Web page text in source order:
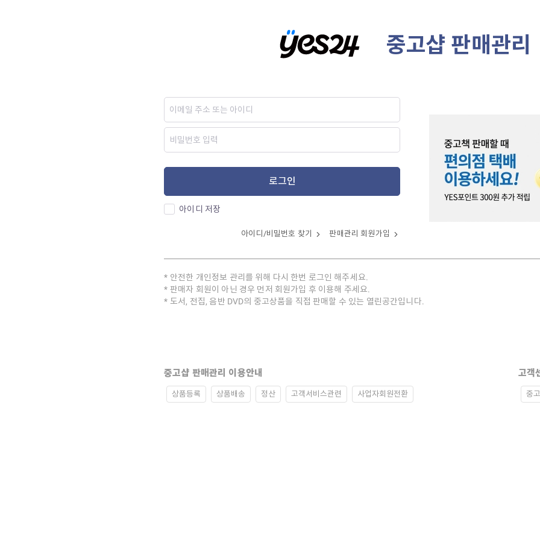
중고샵 판매관리
로그인
아이디 저장
아이디/비밀번호 찾기 판매관리 회원가입
안전한 개인정보 관리를 위해 다시 한번 로그인 해주세요.
판매자 회원이 아닌 경우 먼저 회원가입 후 이용해 주세요.
도서, 전집, 음반 DVD의 중고상품을 직접 판매할 수 있는 열린공간입니다.
중고샵 판매관리 이용안내
상품등록 상품배송 정산 고객서비스관련 사업자회원전환
고객
중